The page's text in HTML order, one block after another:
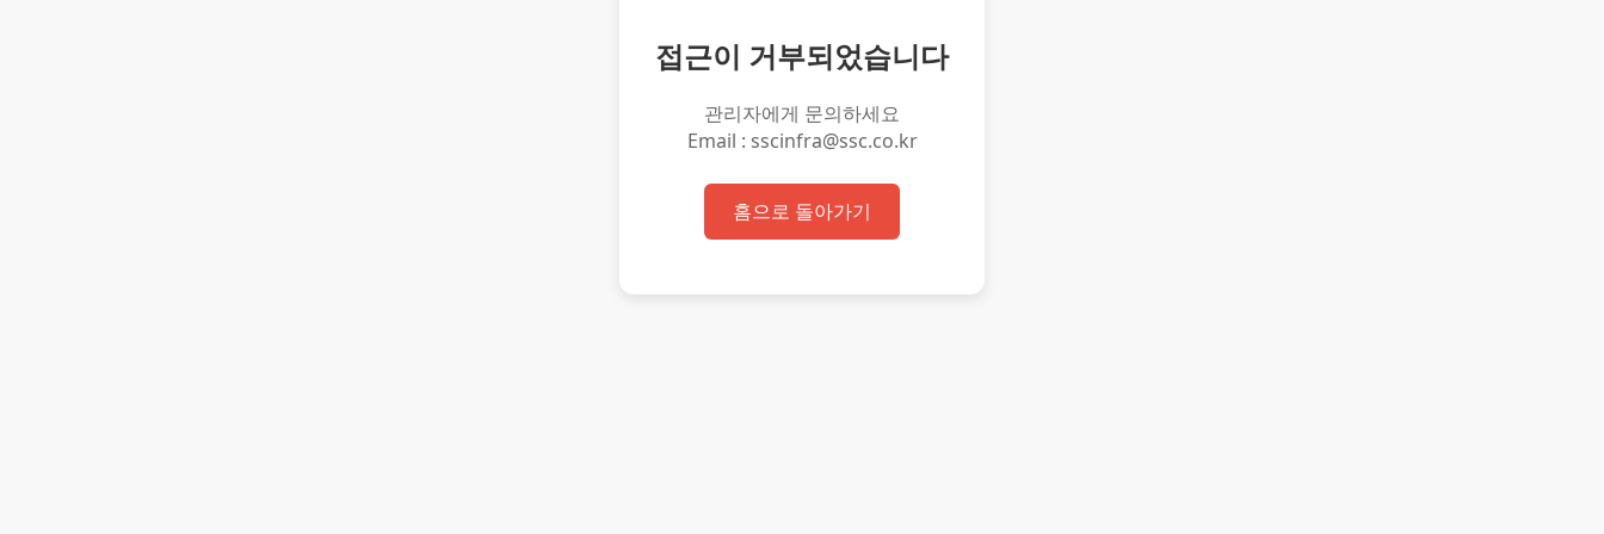
접근이 거부되었습니다
관리자에게 문의하세요
Email : sscinfra@ssc.co.kr
홈으로 돌아가기